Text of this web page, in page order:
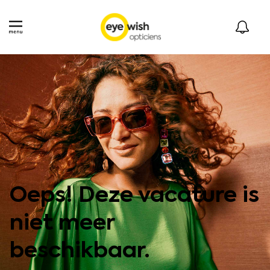
Oeps! Deze vacature is
niet meer
beschikbaar.